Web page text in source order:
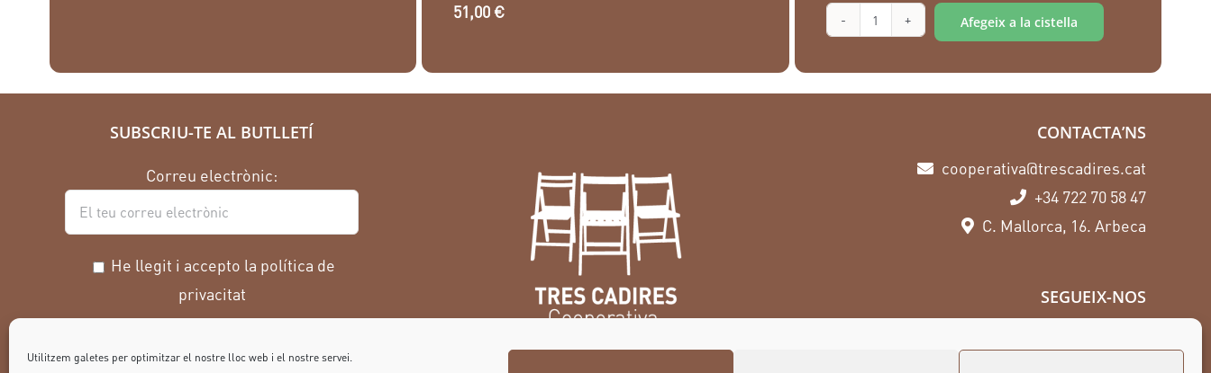
Utilitzem galetes per optimitzar el nostre lloc web i el nostre servei.
51,00€
quantitat
Taller
Afegeix a la cistella
Alternative:
SUBSCRIU-TE AL BUTLLETÍ
Correu electrònic:
He llegit i accepto la política de
privacitat
CONTACTA’NS
cooperativa@trescadires.cat
+34 722 70 58 47
C. Mallorca, 16. Arbeca
SEGUEIX-NOS